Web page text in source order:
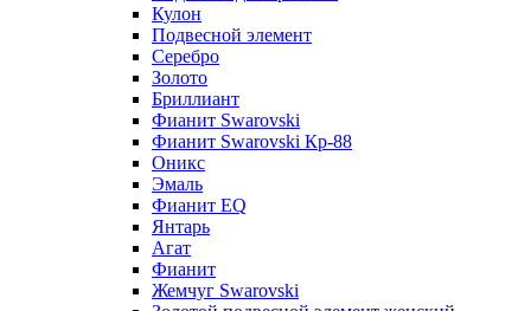
Кулон
Подвесной элемент
Серебро
Золото
Бриллиант
Фианит Swarovski
Фианит Swarovski Кр-88
Оникс
Эмаль
Фианит EQ
Янтарь
Агат
Фианит
Жемчуг Swarovski